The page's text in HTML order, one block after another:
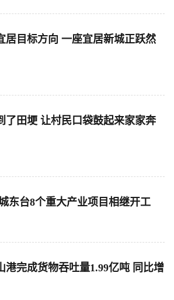
居目标方向 一座宜居新城正跃然
了田埂 让村民口袋鼓起来家家奔
东台8个重大产业项目相继开工
港完成货物吞吐量1.99亿吨 同比增